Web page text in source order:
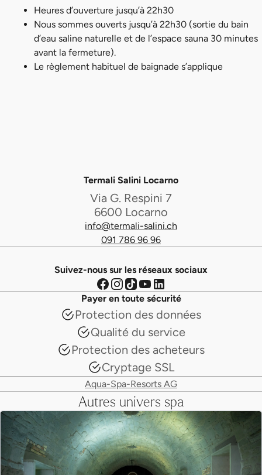
Heures d’ouverture jusqu’à 22h30
Nous sommes ouverts jusqu’à 22h30 (sortie du bain
d’eau saline naturelle et de l’espace sauna 30 minutes
avant la fermeture).
Le règlement habituel de baignade s’applique
Termali Salini Locarno
Via G. Respini 7
6600 Locarno
info@termali-salini.ch
091 786 96 96
Suivez-nous sur les réseaux sociaux
Payer en toute sécurité
Protection des données
Qualité du service
Protection des acheteurs
Cryptage SSL
Aqua-Spa-Resorts AG
Autres univers spa